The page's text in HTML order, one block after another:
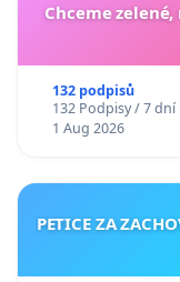
Chceme
132 podpisů
132 Podpisy / 7 dní
1 Aug 2026
PETICE ZA